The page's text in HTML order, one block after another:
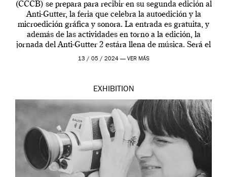
(CCCB) se prepara para recibir en su segunda edición al
Anti-Gutter, la feria que celebra la autoedición y la
microedición gráfica y sonora. La entrada es gratuita, y
además de las actividades en torno a la edición, la
jornada del Anti-Gutter 2 estára llena de música. Será el
[…]
13 / 05 / 2024 — VER MÁS
EXHIBITION